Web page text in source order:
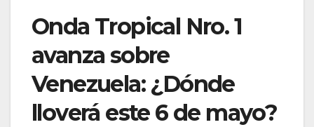
Onda Tropical Nro. 1
avanza sobre
Venezuela: ¿Dónde
lloverá este 6 de mayo?